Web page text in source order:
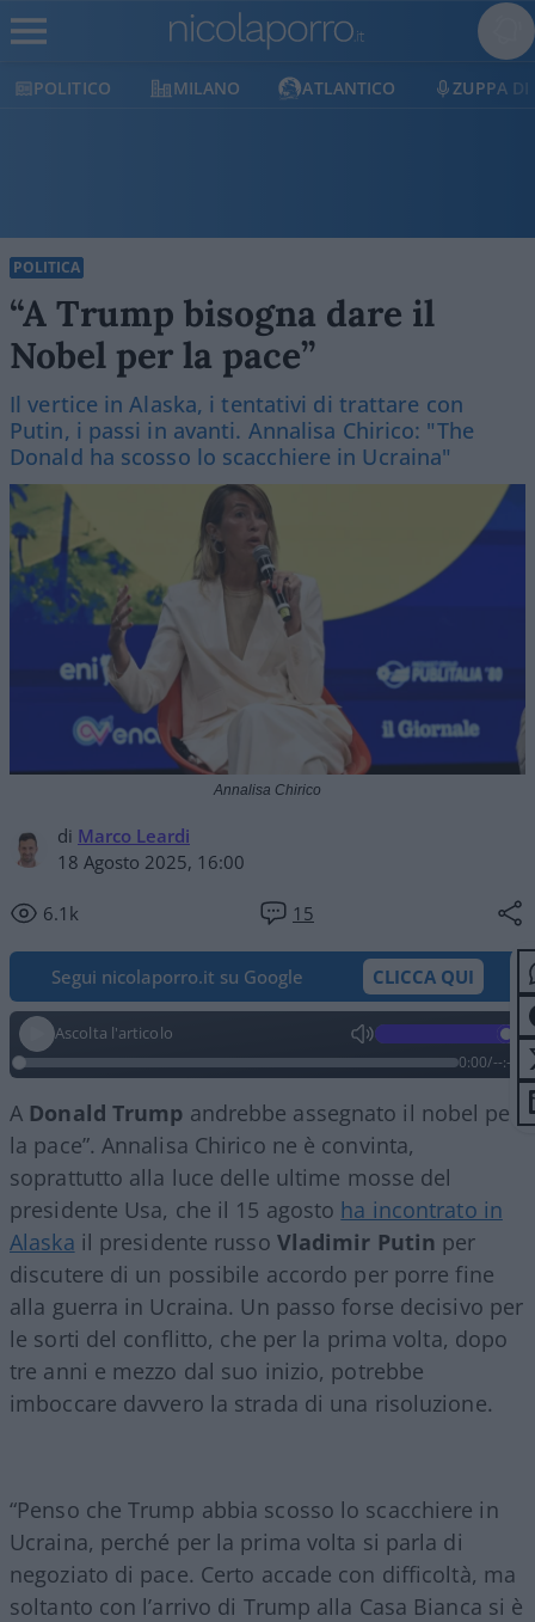
POLITICO MILANO ATLANTICO ZUPPA DI
POLITICA
“A Trump bisogna dare il
Nobel per la pace”
Il vertice in Alaska, i tentativi di trattare con
Putin, i passi in avanti. Annalisa Chirico: "The
Donald ha scosso lo scacchiere in Ucraina"
di Marco Leardi
18 Agosto 2025, 16:00
6.1k 15
Annalisa Chirico
Segui nicolaporro.it su Google CLICCA QUI
Ascolta l'articolo
0:00/--:--
A Donald Trump andrebbe assegnato il nobel per
la pace”. Annalisa Chirico ne è convinta,
soprattutto alla luce delle ultime mosse del
presidente Usa, che il 15 agosto ha incontrato in
Alaska il presidente russo Vladimir Putin per
discutere di un possibile accordo per porre fine
alla guerra in Ucraina. Un passo forse decisivo per
le sorti del conflitto, che per la prima volta, dopo
tre anni e mezzo dal suo inizio, potrebbe
imboccare davvero la strada di una risoluzione.
“Penso che Trump abbia scosso lo scacchiere in
Ucraina, perché per la prima volta si parla di
negoziato di pace. Certo accade con difficoltà, ma
soltanto con l’arrivo di Trump alla Casa Bianca si è